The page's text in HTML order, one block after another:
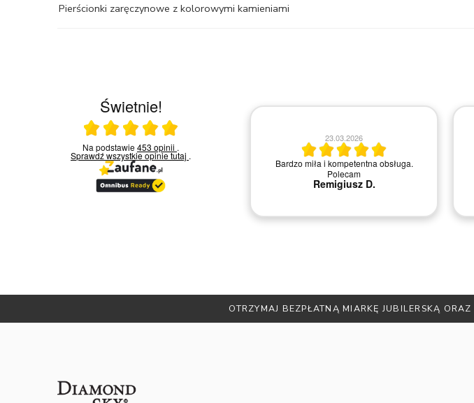
Pierścionki zaręczynowe z kolorowymi kamieniami
Świetnie!
Ocena średnia 5 na 5
Na podstawie453 opinii .
Sprawdź wszystkie opinietutaj .
23.03.2026
Bardzo miła i kompetentna obsługa.
Polecam
Remigiusz D.
20.03.2026
Zakup przeszedł poztywnie
OTRZYMAJ BEZPŁATNĄ MIARKĘ JUBILERSKĄ